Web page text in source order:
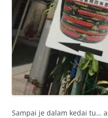
Sampai je dalam kedai tu…